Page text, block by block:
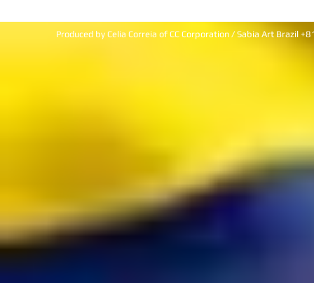
Produced by Celia Correia of CC Corporation / Sabia Art Brazil